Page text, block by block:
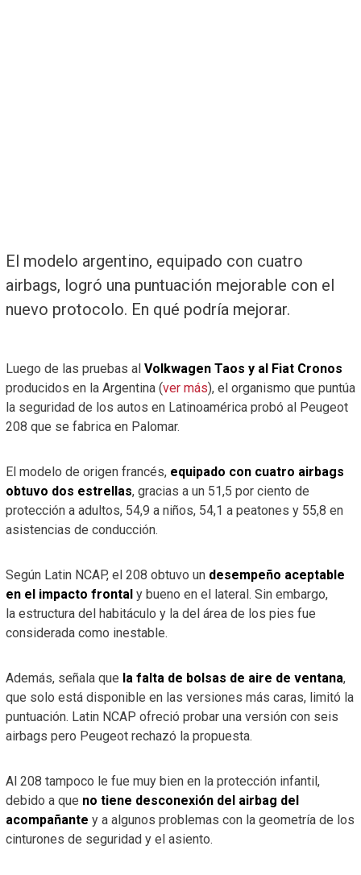
El modelo argentino, equipado con cuatro
airbags, logró una puntuación mejorable con el
nuevo protocolo. En qué podría mejorar.
Luego de las pruebas al Volkwagen Taos y al Fiat Cronos
producidos en la Argentina (ver más), el organismo que puntúa
la seguridad de los autos en Latinoamérica probó al Peugeot
208 que se fabrica en Palomar.
El modelo de origen francés, equipado con cuatro airbags
obtuvo dos estrellas, gracias a un 51,5 por ciento de
protección a adultos, 54,9 a niños, 54,1 a peatones y 55,8 en
asistencias de conducción.
Según Latin NCAP, el 208 obtuvo un desempeño aceptable
en el impacto frontaly bueno en el lateral. Sin embargo,
la estructura del habitáculo y la del área de los pies fue
considerada como inestable.
Además, señala que la falta de bolsas de aire de ventana,
que solo está disponible en las versiones más caras, limitó la
puntuación. Latin NCAP ofreció probar una versión con seis
airbags pero Peugeot rechazó la propuesta.
Al 208 tampoco le fue muy bien en la protección infantil,
debido a que no tiene desconexión del airbag del
acompañante y a algunos problemas con la geometría de los
cinturones de seguridad y el asiento.